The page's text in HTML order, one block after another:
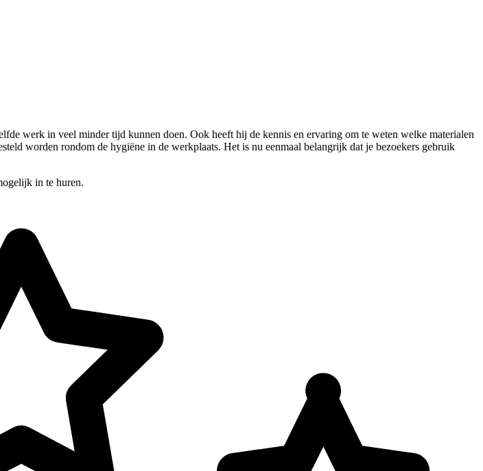
werk in veel minder tijd kunnen doen. Ook heeft hij de kennis en ervaring om te weten welke materialen
worden rondom de hygiëne in de werkplaats. Het is nu eenmaal belangrijk dat je bezoekers gebruik
in te huren.